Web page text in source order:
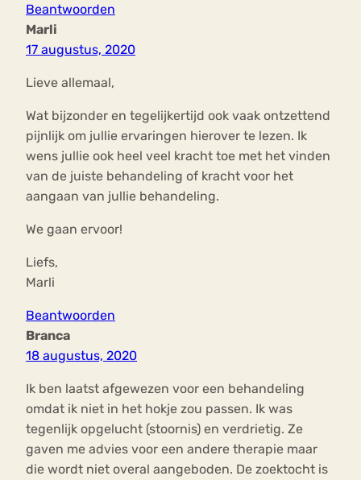
Beantwoorden
Marli
17 augustus, 2020
Lieve allemaal,
Wat bijzonder en tegelijkertijd ook vaak ontzettend
pijnlijk om jullie ervaringen hierover te lezen. Ik
wens jullie ook heel veel kracht toe met het vinden
van de juiste behandeling of kracht voor het
aangaan van jullie behandeling.
We gaan ervoor!
Liefs,
Marli
Beantwoorden
Branca
18 augustus, 2020
Ik ben laatst afgewezen voor een behandeling
omdat ik niet in het hokje zou passen. Ik was
tegenlijk opgelucht (stoornis) en verdrietig. Ze
gaven me advies voor een andere therapie maar
die wordt niet overal aangeboden. De zoektocht is